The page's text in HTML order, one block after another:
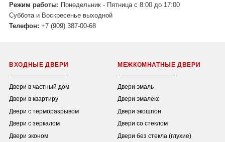
Режим работы: Понедельник - Пятница с 8:00 до 17:00
Суббота и Воскресенье выходной
Телефон: +7 (909) 387-00-68
ВХОДНЫЕ ДВЕРИ
Двери в частный дом
Двери в квартиру
Двери с терморазрывом
Двери с зеркалом
Двери эконом
МЕЖКОМНАТНЫЕ ДВЕРИ
Двери эмаль
Двери эмалекс
Двери экошпон
Двери со стеклом
Двери без стекла (глухие)